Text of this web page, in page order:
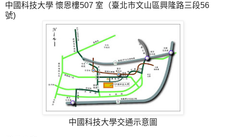
中國科技大學 懷恩樓507 室（臺北市文山區興隆路三段56
號)
中國科技大學交通示意圖